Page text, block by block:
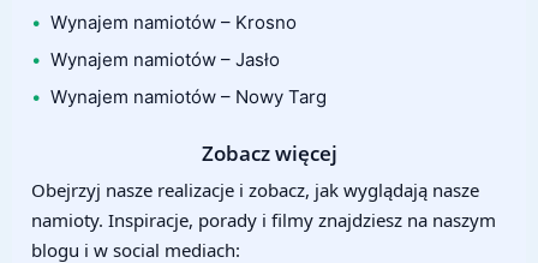
Wynajem namiotów – Krosno
Wynajem namiotów – Jasło
Wynajem namiotów – Nowy Targ
Zobacz więcej
Obejrzyj nasze realizacje i zobacz, jak wyglądają nasze
namioty. Inspiracje, porady i filmy znajdziesz na naszym
blogu i w social mediach: